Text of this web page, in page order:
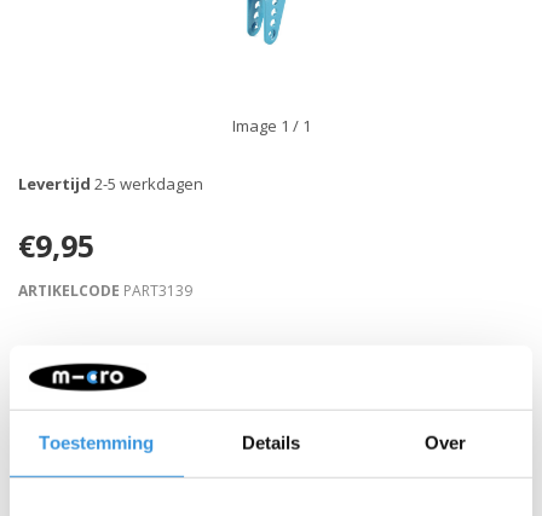
Toestemming Details Over
Image 1 / 1
Levertijd 2-5 werkdagen
€9,95
ARTIKELCODE PART3139
Retour binnen 30 dagen
Beschrijving